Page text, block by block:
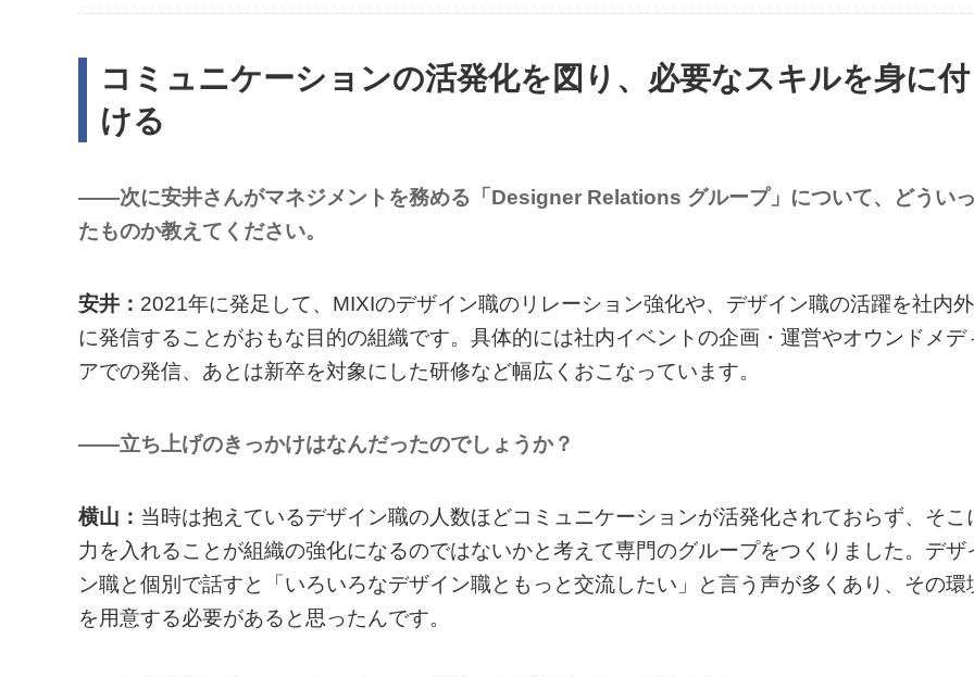
コミュニケーションの活発化を図り、必要なスキルを身に付
ける
――次に安井さんがマネジメントを務める「Designer Relations グループ」について、どうい
たものか教えてください。
安井： 2021年に発足して、MIXIのデザイン職のリレーション強化や、デザイン職の活躍を社内外
に発信することがおもな目的の組織です。具体的には社内イベントの企画・運営やオウンドメデ
アでの発信、あとは新卒を対象にした研修など幅広くおこなっています。
――立ち上げのきっかけはなんだったのでしょうか？
横山： 当時は抱えているデザイン職の人数ほどコミュニケーションが活発化されておらず、そこ
力を入れることが組織の強化になるのではないかと考えて専門のグループをつくりました。デザ
ン職と個別で話すと「いろいろなデザイン職ともっと交流したい」と言う声が多くあり、その環
を用意する必要があると思ったんです。